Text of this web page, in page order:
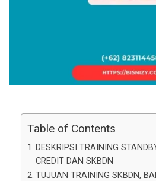
Table of Contents
DESKRIPSI TRAINING
CREDIT DAN SKBDN
TUJUAN TRAINING SKBDN,